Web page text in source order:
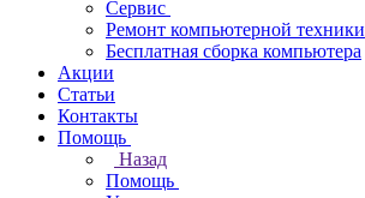
Сервис
Ремонт компьютерной техники
Бесплатная сборка компьютера
Акции
Статьи
Контакты
Помощь
Назад
Помощь